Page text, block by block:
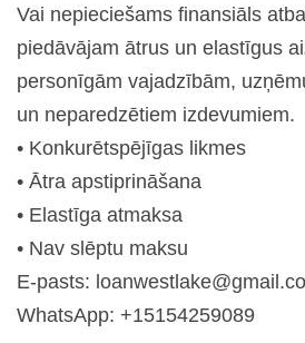
Vai nepieciešams finansiāls
piedāvājam ātrus un elastīgus
personīgām vajadzībām,
un neparedzētiem izdevumiem.
• Konkurētspējīgas likmes
• Ātra apstiprināšana
• Elastīga atmaksa
• Nav slēptu maksu
E-pasts:
WhatsApp: +15154259089